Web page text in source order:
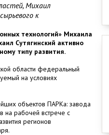
Михаил
к
технологий» Михаила
Сутягинский активно
типу развития.
области федеральный
на условиях
объектов ПАРКа: завода
на рабочей встрече с
регионов